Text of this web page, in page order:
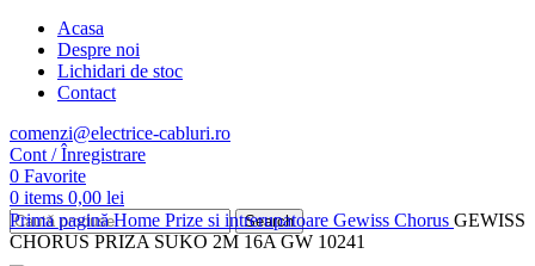
Acasa
Despre noi
Lichidari de stoc
Contact
comenzi@electrice-cabluri.ro
Cont / Înregistrare
0 Favorite
0 items 0,00 lei
Search
Prima paginăHome Prize si intrerupatoare Gewiss Chorus GEWISS
CHORUS PRIZA SUKO 2M 16A GW 10241